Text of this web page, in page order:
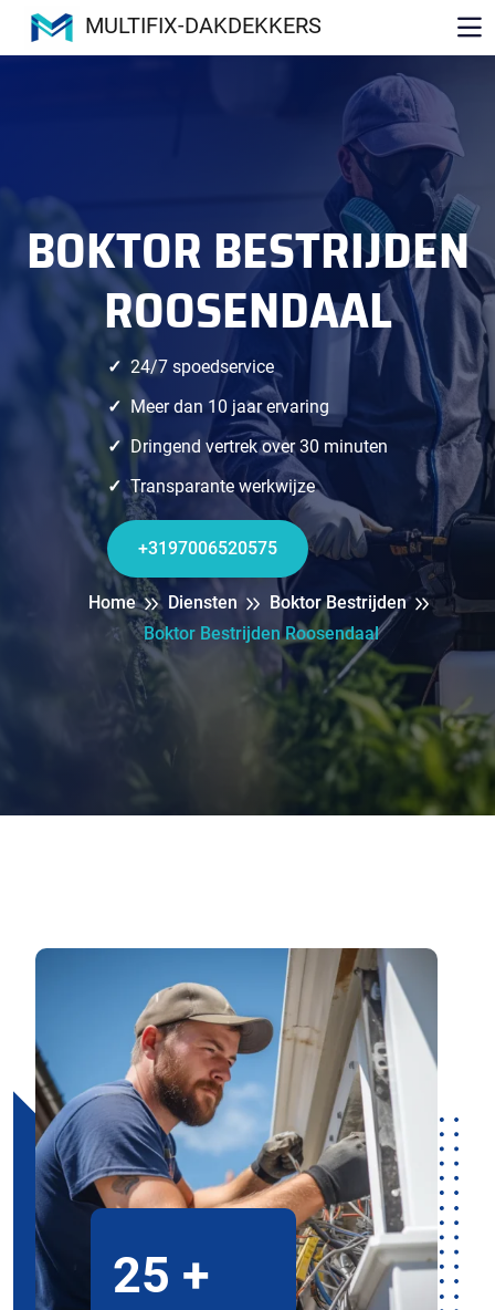
MULTIFIX-DAKDEKKERS
BOKTOR BESTRIJDEN
ROOSENDAAL
24/7 spoedservice
Meer dan 10 jaar ervaring
Dringend vertrek over 30 minuten
Transparante werkwijze
+3197006520575
Home Diensten
Boktor Bestrijden
Boktor Bestrijden Roosendaal
25 +